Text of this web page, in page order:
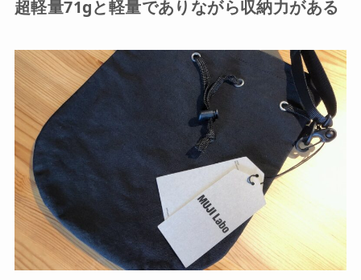
超軽量71gと軽量でありながら収納力がある